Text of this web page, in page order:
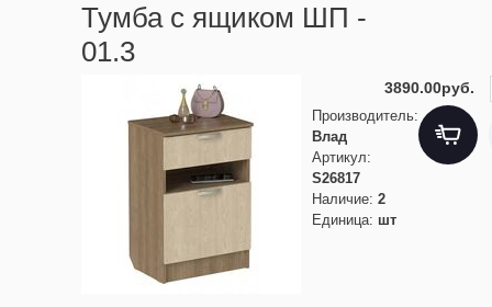
Тумба с ящиком ШП -
01.3
3890.00руб.
Производитель:
Влад
Артикул:
S26817
Наличие: 2
Единица: шт